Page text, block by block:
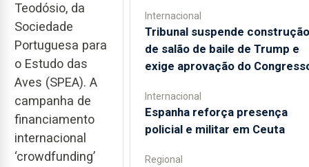
Teodósio, da
Sociedade
Portuguesa para
o Estudo das
Aves (SPEA). A
campanha de
financiamento
internacional
‘crowdfunding’
Internacional
Tribunal suspende construção
de salão de baile de Trump e
exige aprovação do
Internacional
Espanha reforça presença
policial e militar em Ceuta
Regional